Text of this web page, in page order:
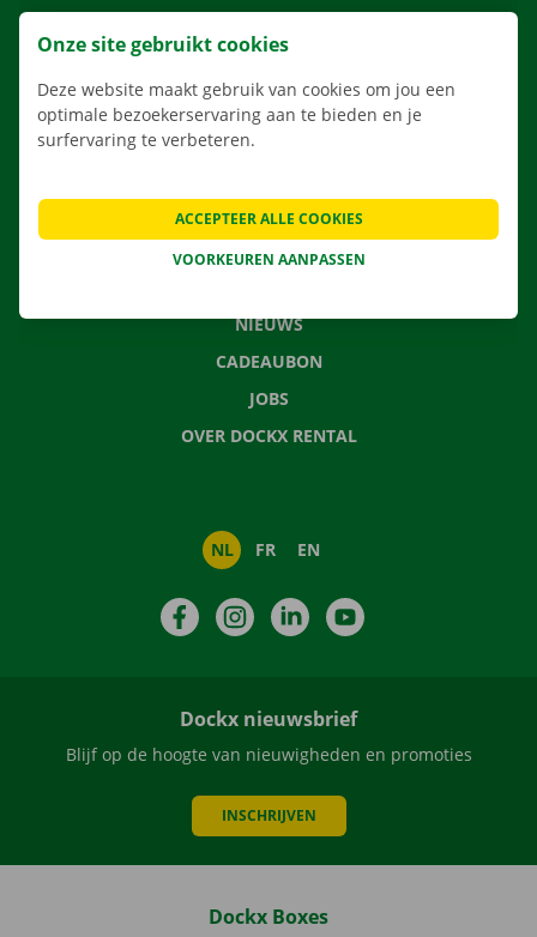
APP
VERHUISOPLOSSINGEN
CONTACTEER ONS
NIEUWS
CADEAUBON
JOBS
OVER DOCKX RENTAL
NL FR EN
FacebookInstagramLinkedIn
Dockx nieuwsbrief
Blijf op de hoogte van nieuwigheden en promoties
INSCHRIJVEN
Dockx Boxes
Onze site gebruikt cookies
Deze website maakt gebruik van cookies om jou een
optimale bezoekerservaring aan te bieden en je
surfervaring te verbeteren.
VOORKEUREN AANPASSEN
ACCEPTEER ALLE COOKIES